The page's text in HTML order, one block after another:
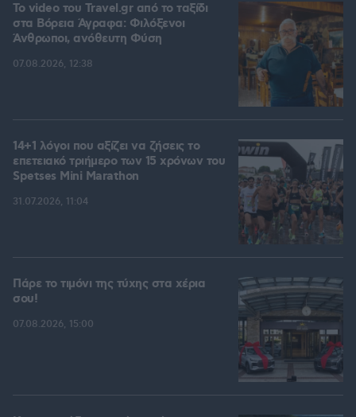
To video του Travel.gr από το ταξίδι
στα Βόρεια Άγραφα: Φιλόξενοι
Άνθρωποι, ανόθευτη Φύση
07.08.2026, 12:38
14+1 λόγοι που αξίζει να ζήσεις το
επετειακό τριήμερο των 15 χρόνων του
Spetses Mini Marathon
31.07.2026, 11:04
Πάρε το τιμόνι της τύχης στα χέρια
σου!
07.08.2026, 15:00